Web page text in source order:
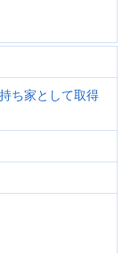
ち家として取得